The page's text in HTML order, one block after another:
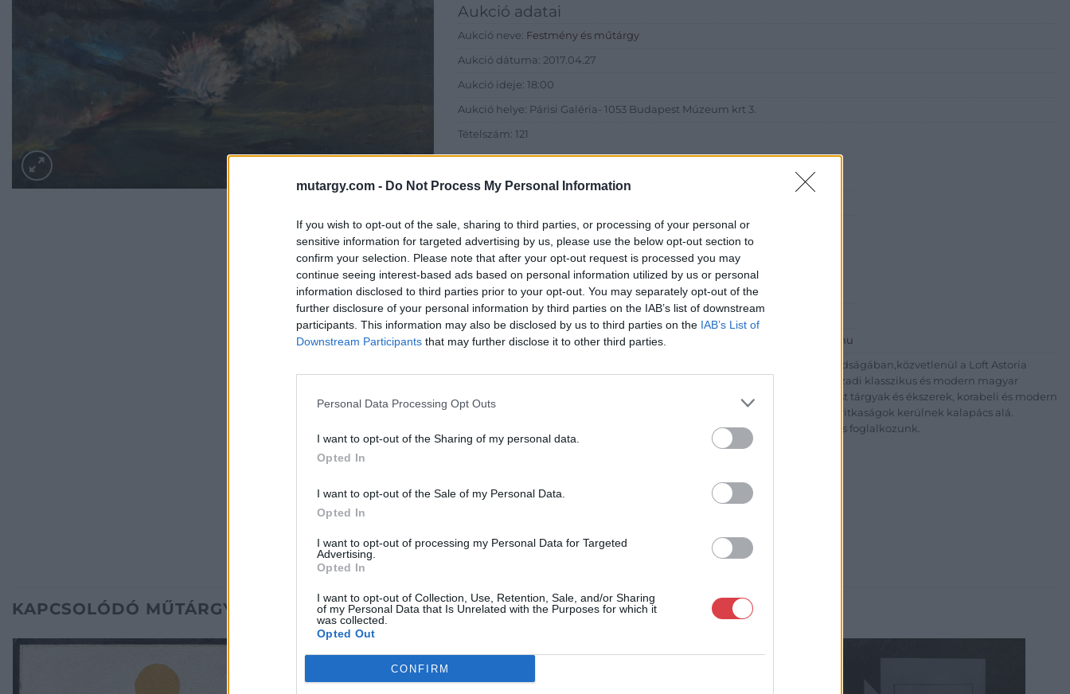
mutargy.com - Do Not Process My Personal Information
If you wish to opt-out of the sale, sharing to third parties, or processing of your personal or
sensitive information for targeted advertising by us, please use the below opt-out section to
confirm your selection. Please note that after your opt-out request is processed you may
continue seeing interest-based ads based on personal information utilized by us or personal
information disclosed to third parties prior to your opt-out. You may separately opt-out of the
further disclosure of your personal information by third parties on the IAB’s list of downstream
participants. This information may also be disclosed by us to third parties on the IAB’s List of
Downstream Participants that may further disclose it to other third parties.
Personal Data Processing Opt Outs
I want to opt-out of the Sharing of my personal data.
Opted In
I want to opt-out of the Sale of my Personal Data.
Opted In
I want to opt-out of processing my Personal Data for Targeted
Advertising.
Opted In
I want to opt-out of Collection, Use, Retention, Sale, and/or Sharing
of my Personal Data that Is Unrelated with the Purposes for which it
was collected.
Opted Out
CONFIRM
Aukció adatai
Aukció neve: Festmény és műtárgy
Aukció dátuma: 2017.04.27
Aukció ideje: 18:00
Aukció helye: Párisi Galéria- 1053 Budapest Múzeum krt 3.
Tételszám: 121
Eladó adatai
Cím: Tóth Dávid
NESJU Kft.
Pécs
Múzeum krt. 3
7635
Telefon: 0612699611
Weboldal: http://www.parisigaleria.hu
Bemutatkozás: Galériánk Budapest belvárosában,a Hotel Astoria szomszédságában,közvetlenül a Loft Astoria
mellett található. Érdeklődési körünk: Antik Zsolnay porcelán, XIX.-XX. századi klasszikus és modern magyar
festészet,modern szobrok-kisplasztikák és műtárgyak,valamint, antik ezüst tárgyak és ékszerek, korabeli és modern
bútorok ,üveg ritkaságok. Árveréseinken modern és klasszkus műtárgyak,ritkaságok kerülnek kalapács alá.
Hagyatékok,gyűjtemények felértékelésével ,kezelésével és árverezésével is foglalkozunk.
KAPCSOLÓDÓ MŰTÁRGYAK